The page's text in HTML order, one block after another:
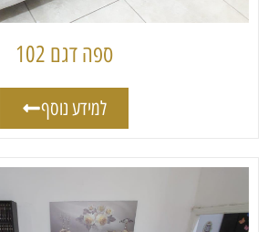
ספה דגם 102
למידע נוסף